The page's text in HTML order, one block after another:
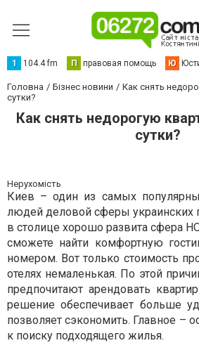
1 104.4 fm П правовая помощь Ю
Головна Бізнес новини
Как снять
сутки?
Как снять недорогую
сутки?
Нерухомість
Киев – один из самых
людей деловой сферы украинских
в столице хорошо развита сфера
сможете найти комфортную
номером. Вот только стоимость
отелях немаленькая. По этой
предпочитают арендовать
решение обеспечивает больше
позволяет сэкономить. Главное –
к поиску подходящего жилья.